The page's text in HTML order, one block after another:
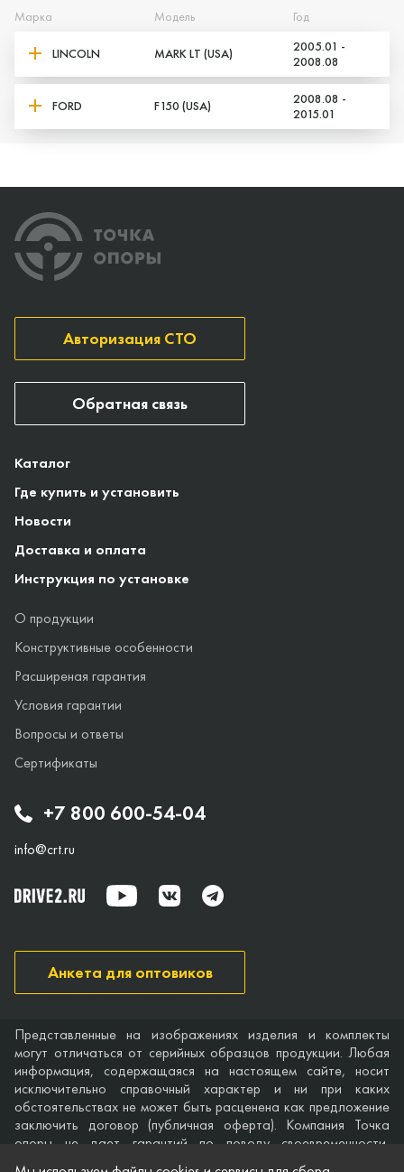
Марка Модель Год
LINCOLN MARK LT (USA)
2005.01 -
2008.08
FORD F150 (USA)
2008.08 -
2015.01
+7 800 600-54-04
info@crt.ru
Каталог
Где купить и установить
Новости
Доставка и оплата
Инструкция по установке
О продукции
Конструктивные особенности
Расширеная гарантия
Условия гарантии
Вопросы и ответы
Сертификаты
Авторизация СТО
Анкета для оптовиков
Обратная связь
Представленные на изображениях изделия и комплекты
могут отличаться от серийных образцов продукции. Любая
информация, содержащаяся на настоящем сайте, носит
исключительно справочный характер и ни при каких
обстоятельствах не может быть расценена как предложение
заключить договор (публичная оферта). Компания Точка
опоры не дает гарантий по поводу своевременности,
точности и полноты информации на веб-сайте, а также по